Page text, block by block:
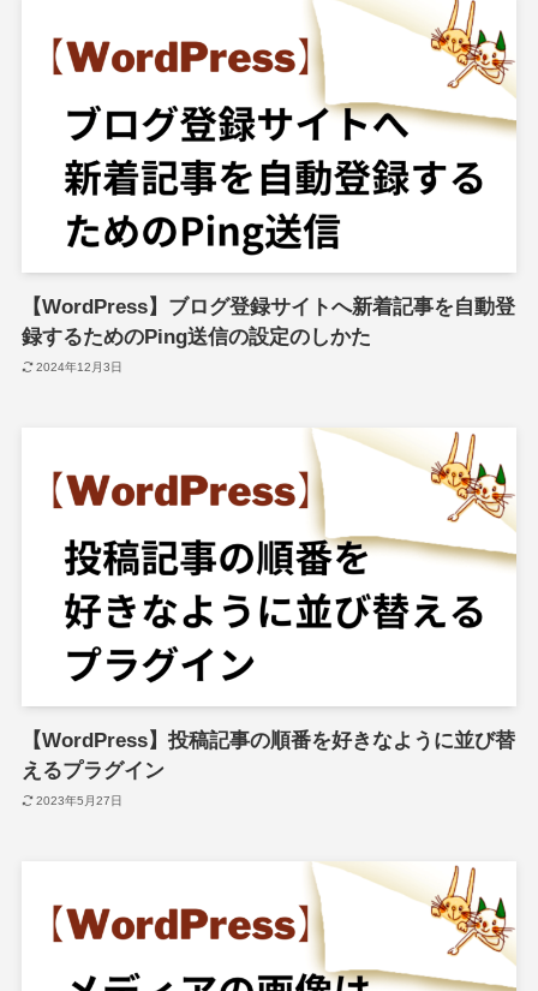
【WordPress】ブログ登録サイトへ新着記事を自動登
録するためのPing送信の設定のしかた
2024年12月3日
【WordPress】投稿記事の順番を好きなように並び替
えるプラグイン
2023年5月27日